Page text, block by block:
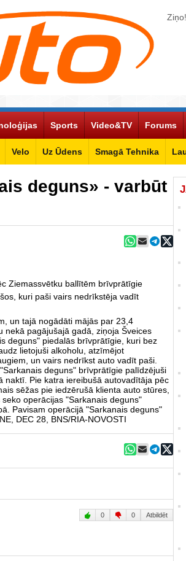
Ziņo!
Velo Uz Ūdens Smagā Tehnika
Sports Video&TV Forums
deguns» - varbūt
Ziemassvētku ballītēm brīvprātīgie
kuri paši vairs nedrīkstēja vadīt
un tajā nogādāti mājās par 23,4
nekā pagājušajā gadā, ziņoja Šveices
deguns" piedalās brīvprātīgie, kuri bez
lietojuši alkoholu, atzīmējot
un vairs nedrīkst auto vadīt paši.
deguns" brīvprātīgie palīdzējuši
naktī. Pie katra iereibušā autovadītāja pēc
sēžas pie iedzērušā klienta auto stūres,
operācijas "Sarkanais deguns"
Pavisam operācijā "Sarkanais deguns"
DEC 28, BNS/RIA-NOVOSTI
0 0 Atbildēt